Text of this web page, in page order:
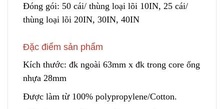
Đóng gói: 50 cái/ thùng loại lõi 10IN, 25 cái/
thùng loại lõi 20IN, 30IN, 40IN
Đặc điểm sản phẩm
Kích thước: đk ngoài 63mm x đk trong core ống
nhựa 28mm
Được làm từ 100% polypropylene/Cotton.